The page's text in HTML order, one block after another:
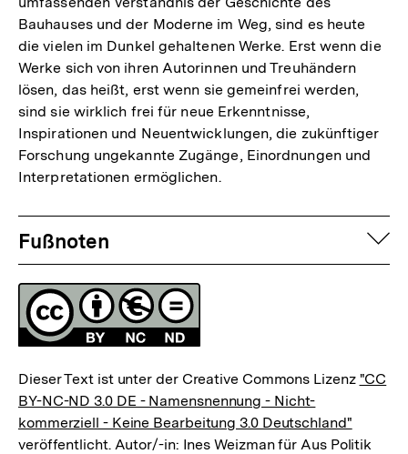
Bauhauses und der Moderne im Weg, sind es heute
die vielen im Dunkel gehaltenen Werke. Erst wenn die
Werke sich von ihren Autorinnen und Treuhändern
lösen, das heißt, erst wenn sie gemeinfrei werden,
sind sie wirklich frei für neue Erkenntnisse,
Inspirationen und Neuentwicklungen, die zukünftiger
Forschung ungekannte Zugänge, Einordnungen und
Interpretationen ermöglichen.
Fussnoten
Fußnoten
Lizenz
Dieser Text ist unter der Creative Commons Lizenz "CC
BY-NC-ND 3.0 DE - Namensnennung - Nicht-
kommerziell - Keine Bearbeitung 3.0 Deutschland"
veröffentlicht. Autor/-in: Ines Weizman für Aus Politik